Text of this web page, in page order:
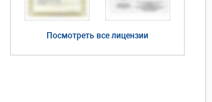
Посмотреть все лицензии